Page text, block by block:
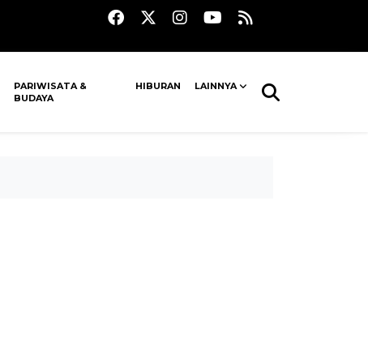
PARIWISATA &
BUDAYA
HIBURAN LAINNYA